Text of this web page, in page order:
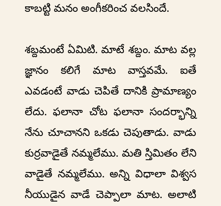
కాబట్టి మనం అంగీకరించ వలసిందే.
శబ్దమంటే ఏమిటి. మాటే శబ్దం. మాట వల్ల
జ్ఞానం కలిగే మాట వాస్తవమే. ఐతే
ఎవడంటే వాడు చెపితే దానికి ప్రామాణ్యం
లేదు. ఫలానా చోట ఫలానా సందర్భాన్ని
నేను చూచానని ఒకడు చెపుతాడు. వాడు
కుర్రవాడైతే నమ్మలేము. మతి స్తిమితం లేని
వాడైతే నమ్మలేము. అన్ని విధాలా విశ్వస
నీయుడైన వాడే చెప్పాలా మాట. అలాటి